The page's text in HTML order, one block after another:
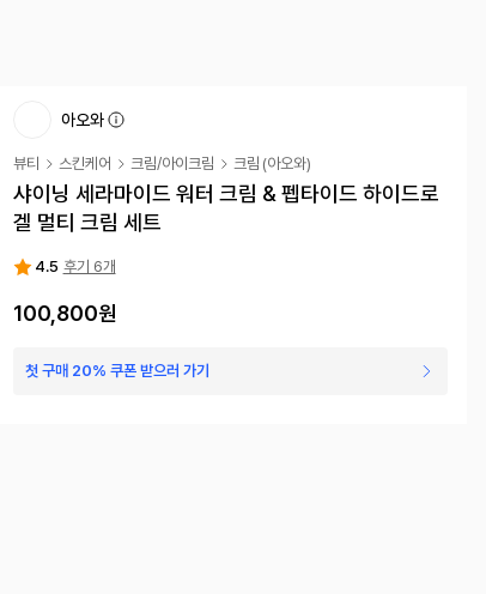
아오와
뷰티 스킨케어 크림/아이크림 크림 (아오와)
샤이닝 세라마이드 워터 크림 & 펩타이드 하이드로
겔 멀티 크림 세트
4.5 후기 6개
100,800원
첫 구매 20% 쿠폰 받으러 가기